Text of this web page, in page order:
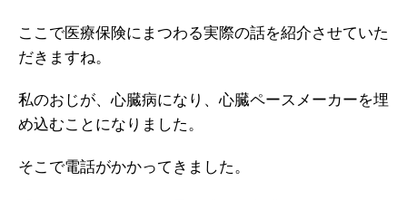
ここで医療保険にまつわる実際の話を紹介させていた
だきますね。
私のおじが、心臓病になり、心臓ペースメーカーを埋
め込むことになりました。
そこで電話がかかってきました。